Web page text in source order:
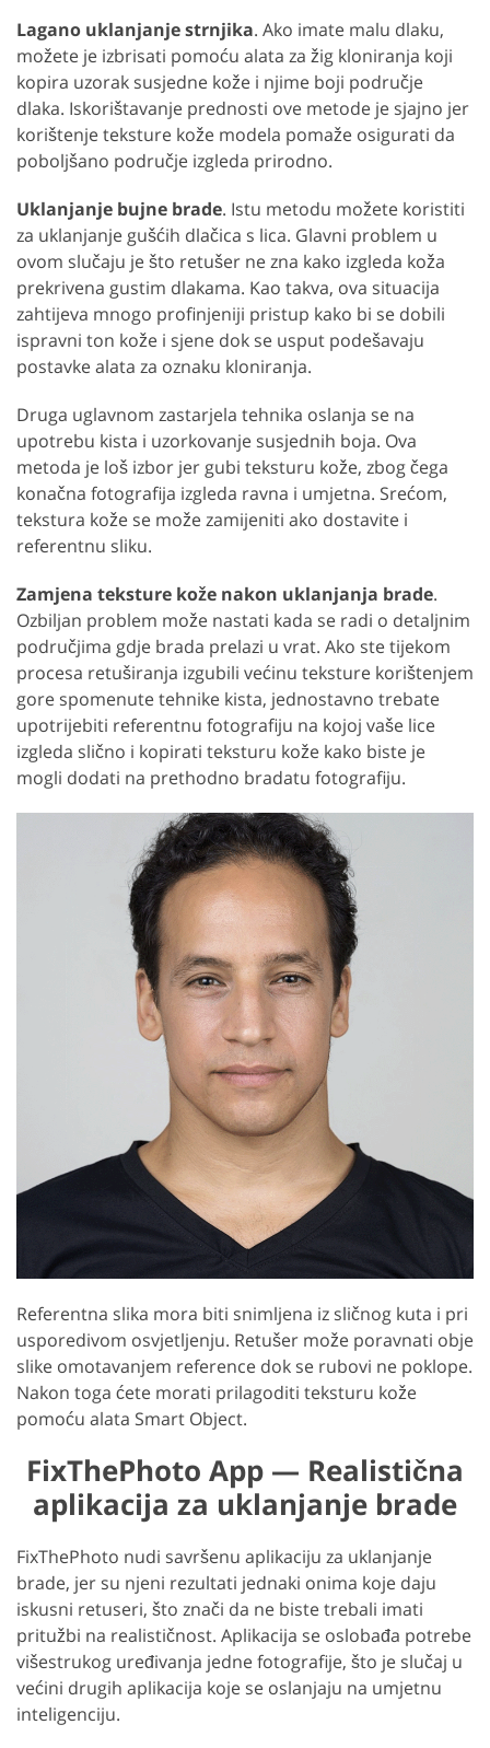
Lagano uklanjanje strnjika. Ako imate malu dlaku,
možete je izbrisati pomoću alata za žig kloniranja koji
kopira uzorak susjedne kože i njime boji područje
dlaka. Iskorištavanje prednosti ove metode je sjajno jer
korištenje teksture kože modela pomaže osigurati da
poboljšano područje izgleda prirodno.
Uklanjanje bujne brade. Istu metodu možete koristiti
za uklanjanje gušćih dlačica s lica. Glavni problem u
ovom slučaju je što retušer ne zna kako izgleda koža
prekrivena gustim dlakama. Kao takva, ova situacija
zahtijeva mnogo profinjeniji pristup kako bi se dobili
ispravni ton kože i sjene dok se usput podešavaju
postavke alata za oznaku kloniranja.
Druga uglavnom zastarjela tehnika oslanja se na
upotrebu kista i uzorkovanje susjednih boja. Ova
metoda je loš izbor jer gubi teksturu kože, zbog čega
konačna fotografija izgleda ravna i umjetna. Srećom,
tekstura kože se može zamijeniti ako dostavite i
referentnu sliku.
Zamjena teksture kože nakon uklanjanja brade.
Ozbiljan problem može nastati kada se radi o detaljnim
područjima gdje brada prelazi u vrat. Ako ste tijekom
procesa retuširanja izgubili većinu teksture korištenjem
gore spomenute tehnike kista, jednostavno trebate
upotrijebiti referentnu fotografiju na kojoj vaše lice
izgleda slično i kopirati teksturu kože kako biste je
mogli dodati na prethodno bradatu fotografiju.
Referentna slika mora biti snimljena iz sličnog kuta i pri
usporedivom osvjetljenju. Retušer može poravnati obje
slike omotavanjem reference dok se rubovi ne poklope.
Nakon toga ćete morati prilagoditi teksturu kože
pomoću alata Smart Object.
FixThePhoto App — Realistična
aplikacija za uklanjanje brade
FixThePhoto nudi savršenu aplikaciju za uklanjanje
brade, jer su njeni rezultati jednaki onima koje daju
iskusni retuseri, što znači da ne biste trebali imati
pritužbi na realističnost. Aplikacija se oslobađa potrebe
višestrukog uređivanja jedne fotografije, što je slučaj u
većini drugih aplikacija koje se oslanjaju na umjetnu
inteligenciju.